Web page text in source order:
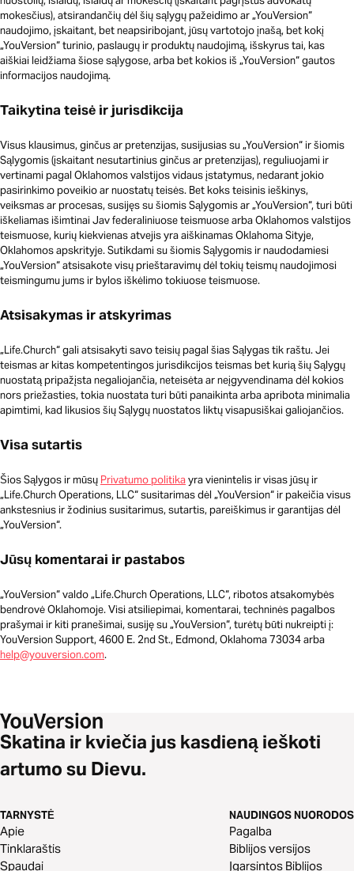
mokesčius), atsirandančių dėl šių sąlygų pažeidimo ar „YouVersion“
naudojimo, įskaitant, bet neapsiribojant, jūsų vartotojo įnašą, bet kokį
„YouVersion“ turinio, paslaugų ir produktų naudojimą, išskyrus tai, kas
aiškiai leidžiama šiose sąlygose, arba bet kokios iš „YouVersion“ gautos
informacijos naudojimą.
Taikytina teisė ir jurisdikcija
Visus klausimus, ginčus ar pretenzijas, susijusias su „YouVersion“ ir šiomis
Sąlygomis (įskaitant nesutartinius ginčus ar pretenzijas), reguliuojami ir
vertinami pagal Oklahomos valstijos vidaus įstatymus, nedarant jokio
pasirinkimo poveikio ar nuostatų teisės. Bet koks teisinis ieškinys,
veiksmas ar procesas, susijęs su šiomis Sąlygomis ar „YouVersion“, turi būti
iškeliamas išimtinai Jav federaliniuose teismuose arba Oklahomos valstijos
teismuose, kurių kiekvienas atvejis yra aiškinamas Oklahoma Sityje,
Oklahomos apskrityje. Sutikdami su šiomis Sąlygomis ir naudodamiesi
„YouVersion“ atsisakote visų prieštaravimų dėl tokių teismų naudojimosi
teismingumu jums ir bylos iškėlimo tokiuose teismuose.
Atsisakymas ir atskyrimas
„Life.Church“ gali atsisakyti savo teisių pagal šias Sąlygas tik raštu. Jei
teismas ar kitas kompetentingos jurisdikcijos teismas bet kurią šių Sąlygų
nuostatą pripažįsta negaliojančia, neteisėta ar neįgyvendinama dėl kokios
nors priežasties, tokia nuostata turi būti panaikinta arba apribota minimalia
apimtimi, kad likusios šių Sąlygų nuostatos liktų visapusiškai galiojančios.
Visa sutartis
Šios Sąlygos ir mūsų Privatumo politikayra vienintelis ir visas jūsų ir
„Life.Church Operations, LLC“ susitarimas dėl „YouVersion“ ir pakeičia visus
ankstesnius ir žodinius susitarimus, sutartis, pareiškimus ir garantijas dėl
„YouVersion“.
Jūsų komentarai ir pastabos
„YouVersion“ valdo „Life.Church Operations, LLC“, ribotos atsakomybės
bendrovė Oklahomoje. Visi atsiliepimai, komentarai, techninės pagalbos
prašymai ir kiti pranešimai, susiję su „YouVersion“, turėtų būti nukreipti į:
YouVersion Support, 4600 E. 2nd St., Edmond, Oklahoma 73034 arba
help@youversion.com.
Skatina ir kviečia jus kasdieną ieškoti
artumo su Dievu.
TARNYSTĖ
Apie
Tinklaraštis
Spaudai
NAUDINGOS NUORODOS
Pagalba
Biblijos versijos
Įgarsintos Biblijos